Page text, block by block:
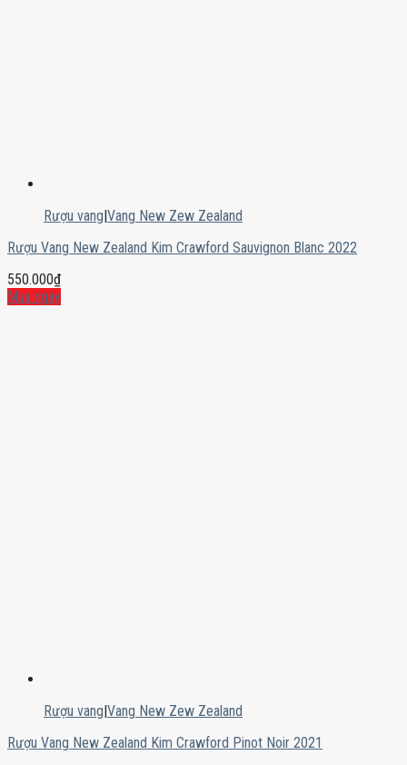
Rượu vang|Vang New Zew Zealand
Rượu Vang New Zealand Kim Crawford Sauvignon Blanc 2022
550.000₫
Mua ngay
Rượu vang|Vang New Zew Zealand
Rượu Vang New Zealand Kim Crawford Pinot Noir 2021